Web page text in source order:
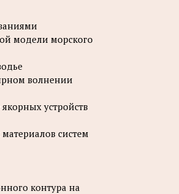
модели морского
волнении
устройств
систем
контура на